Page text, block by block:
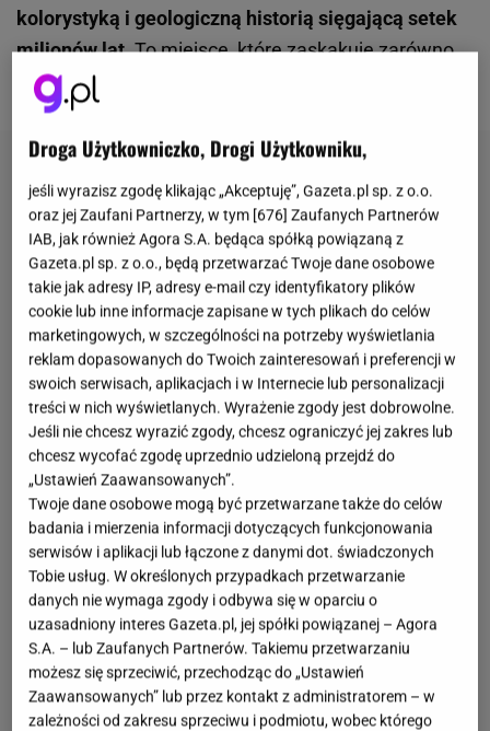
kolorystyką i geologiczną historią sięgającą setek
milionów lat.Tomiejsce, które zaskakuje zarówno
wyglądem, jak i odkryciami.
Droga Użytkowniczko, Drogi Użytkowniku,
jeśli wyrazisz zgodę klikając „Akceptuję”, Gazeta.pl sp. z o.o.
oraz jej Zaufani Partnerzy, w tym [676] Zaufanych Partnerów
IAB, jak również Agora S.A. będąca spółką powiązaną z
Gazeta.pl sp. z o.o., będą przetwarzać Twoje dane osobowe
takie jak adresy IP, adresy e-mail czy identyfikatory plików
cookie lub inne informacje zapisane w tych plikach do celów
marketingowych, w szczególności na potrzeby wyświetlania
reklam dopasowanych do Twoich zainteresowań i preferencji w
swoich serwisach, aplikacjach i w Internecie lub personalizacji
treści w nich wyświetlanych. Wyrażenie zgody jest dobrowolne.
Jeśli nie chcesz wyrazić zgody, chcesz ograniczyć jej zakres lub
chcesz wycofać zgodę uprzednio udzieloną przejdź do
„Ustawień Zaawansowanych”.
Twoje dane osobowe mogą być przetwarzane także do celów
badania i mierzenia informacji dotyczących funkcjonowania
serwisów i aplikacji lub łączone z danymi dot. świadczonych
Tobie usług. W określonych przypadkach przetwarzanie
danych nie wymaga zgody i odbywa się w oparciu o
uzasadniony interes Gazeta.pl, jej spółki powiązanej – Agora
S.A. – lub Zaufanych Partnerów. Takiemu przetwarzaniu
możesz się sprzeciwić, przechodząc do „Ustawień
Zaawansowanych” lub przez kontakt z administratorem – w
zależności od zakresu sprzeciwu i podmiotu, wobec którego